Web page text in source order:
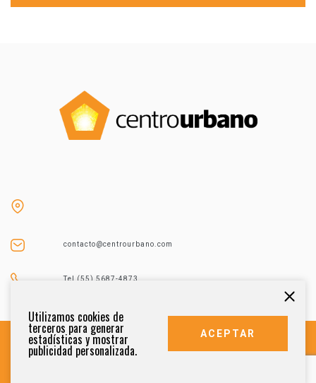
contacto@centrourbano.com
Tel (55) 5687-4873
Utilizamos cookies de
terceros para generar
estadísticas y mostrar
publicidad personalizada.
ACEPTAR